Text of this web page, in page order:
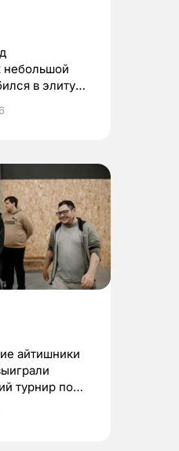
небольшой
в элиту
айтишники
турнир по